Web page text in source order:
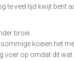
te veel tijd kwijt bent
broei.
koeien het
voer op omdat dit